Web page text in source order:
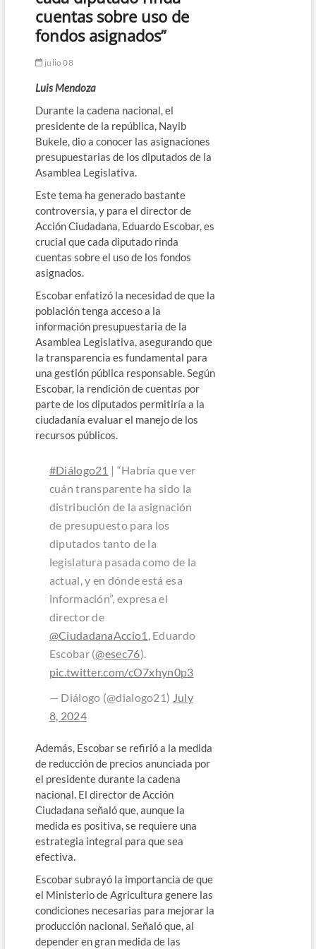
cuentas sobre uso de
fondos asignados”
julio 08
Luis Mendoza
Durante la cadena nacional, el
presidente de la república, Nayib
Bukele, dio a conocer las asignaciones
presupuestarias de los diputados de la
Asamblea Legislativa.
Este tema ha generado bastante
controversia, y para el director de
Acción Ciudadana, Eduardo Escobar, es
crucial que cada diputado rinda
cuentas sobre el uso de los fondos
asignados.
Escobar enfatizó la necesidad de que la
población tenga acceso a la
información presupuestaria de la
Asamblea Legislativa, asegurando que
la transparencia es fundamental para
una gestión pública responsable. Según
Escobar, la rendición de cuentas por
parte de los diputados permitiría a la
ciudadanía evaluar el manejo de los
recursos públicos.
#Diálogo21 | “Habría que ver
cuán transparente ha sido la
distribución de la asignación
de presupuesto para los
diputados tanto de la
legislatura pasada como de la
actual, y en dónde está esa
información”, expresa el
director de
@CiudadanaAccio1 , Eduardo
Escobar (@esec76).
pic.twitter.com/cO7xhyn0p3
— Diálogo (@dialogo21) July
8, 2024
Además, Escobar se refirió a la medida
de reducción de precios anunciada por
el presidente durante la cadena
nacional. El director de Acción
Ciudadana señaló que, aunque la
medida es positiva, se requiere una
estrategia integral para que sea
efectiva.
Escobar subrayó la importancia de que
el Ministerio de Agricultura genere las
condiciones necesarias para mejorar la
producción nacional. Señaló que, al
depender en gran medida de las